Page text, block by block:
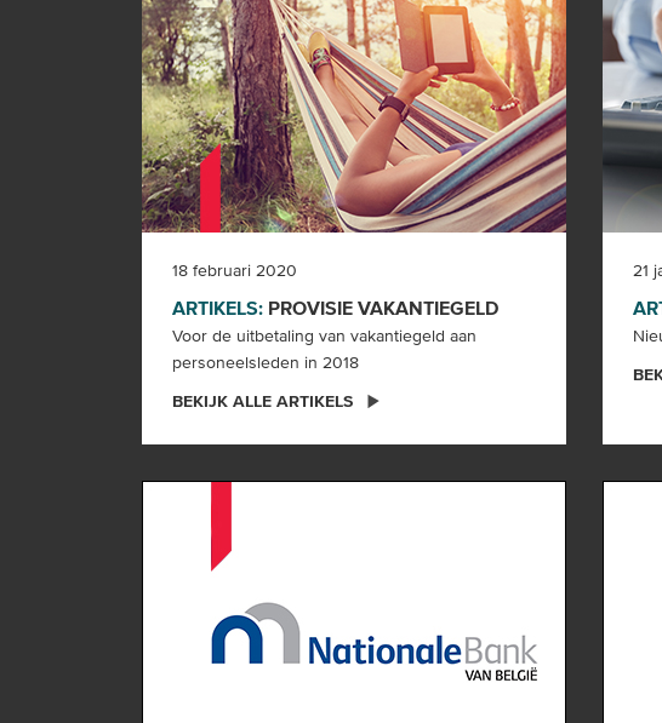
18 februari 2020
ARTIKELS: PROVISIEVAKANTIEGELD
Voor de uitbetaling van vakantiegeld aan
personeelsleden in 2018
BEKIJK ALLE ARTIKELS
21